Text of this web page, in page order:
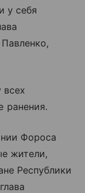
у себя
всех
ранения.
Фороса
жители,
Республики